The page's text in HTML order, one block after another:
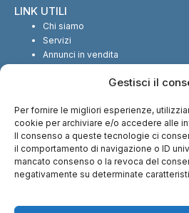
Gestisci il
Per fornire le migliori esperienze,
cookie per archiviare e/o accedere alle
Il consenso a queste tecnologie ci
il comportamento di navigazione o ID
mancato consenso o la revoca del
negativamente su determinate
LINK UTILI
Chi siamo
Servizi
Annunci in vendita
SEGUICI SUI SOCIAL